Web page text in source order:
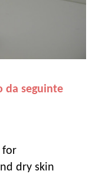
da seguinte
for
dry skin